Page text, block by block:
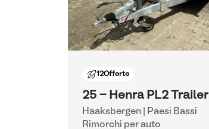
12Offerte
25 - Henra PL2 Trailer
Haaksbergen | Paesi Bassi
Rimorchi per auto